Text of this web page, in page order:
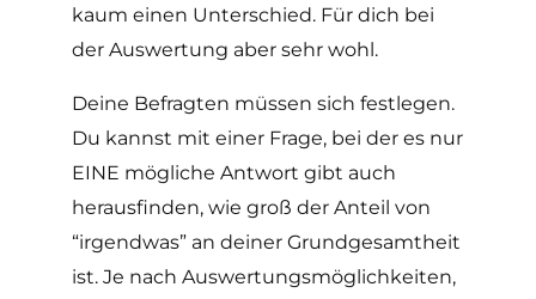
kaum einen Unterschied. Für dich bei
der Auswertung aber sehr wohl.
Deine Befragten müssen sich festlegen.
Du kannst mit einer Frage, bei der es nur
EINE mögliche Antwort gibt auch
herausfinden, wie groß der Anteil von
“irgendwas” an deiner Grundgesamtheit
ist. Je nach Auswertungsmöglichkeiten,